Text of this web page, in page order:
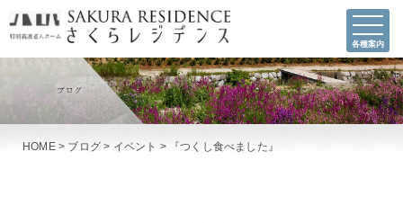
各種案内
HOME> ブログ > イベント > 『つくし食べました』